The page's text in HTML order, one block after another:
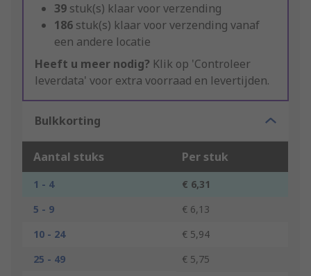
39 stuk(s) klaar voor verzending
186 stuk(s) klaar voor verzending vanaf
een andere locatie
Heeft u meer nodig? Klik op 'Controleer
leverdata' voor extra voorraad en levertijden.
Bulkkorting
Aantal stuks Per stuk
1 - 4
€ 6,31
5 - 9
€ 6,13
10 - 24
€ 5,94
25 - 49
€ 5,75